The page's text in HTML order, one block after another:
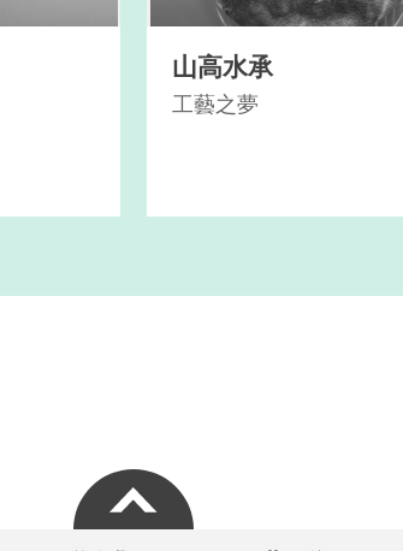
山高水承
工藝之夢